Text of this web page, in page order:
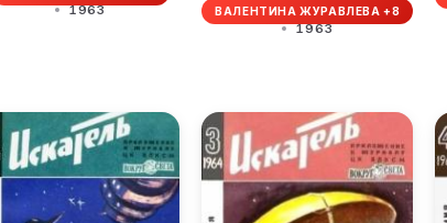
1963 ВАЛЕНТИНА ЖУРАВЛЕВА +8
1963